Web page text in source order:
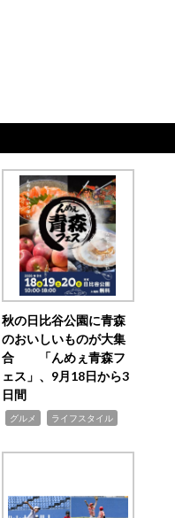
秋の日比谷公園に青森
のおいしいものが大集
合 「んめぇ青森フ
ェス」、9月18日から3
日間
グルメ ライフスタイル